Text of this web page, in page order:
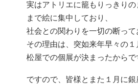
実はアトリエに籠もりっきり
まで絵に集中しており、
社会との関わりを一切の断って
その理由は、突如来年早々の
松屋での個展が決まったからで
ですので、皆様とまた１月に銀